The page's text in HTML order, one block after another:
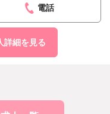
電話
詳細を見る